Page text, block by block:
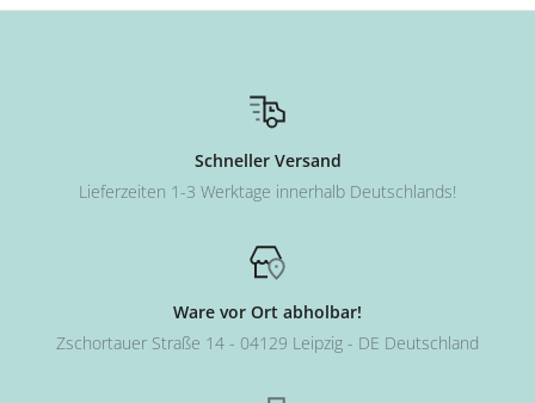
Schneller Versand
Lieferzeiten 1-3 Werktage innerhalb Deutschlands!
Ware vor Ort abholbar!
Zschortauer Straße 14 - 04129 Leipzig - DE Deutschland